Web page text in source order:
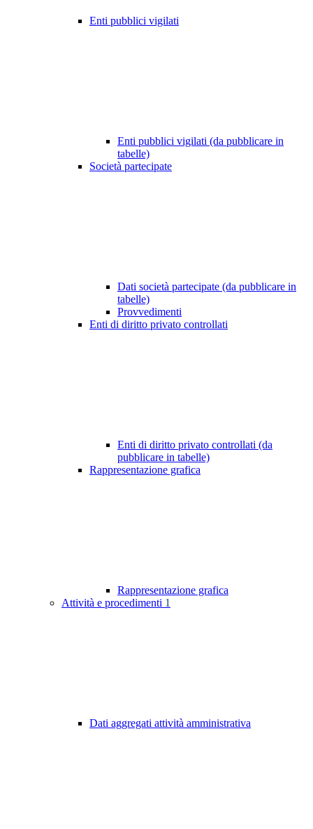
Enti pubblici vigilati
Enti pubblici vigilati (da pubblicare in
tabelle)
Società partecipate
Dati società partecipate (da pubblicare in
tabelle)
Provvedimenti
Enti di diritto privato controllati
Enti di diritto privato controllati (da
pubblicare in tabelle)
Rappresentazione grafica
Rappresentazione grafica
Attività e procedimenti 1
Dati aggregati attività amministrativa